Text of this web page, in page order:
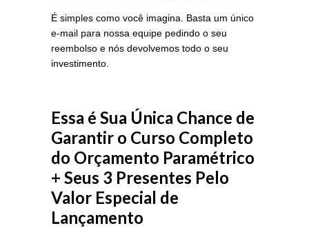
É simples como você imagina. Basta um único
e-mail para nossa equipe pedindo o seu
reembolso e nós devolvemos todo o seu
investimento.
Essa é Sua Única Chance de
Garantir o Curso Completo
do Orçamento Paramétrico
+ Seus 3 Presentes Pelo
Valor Especial de
Lançamento